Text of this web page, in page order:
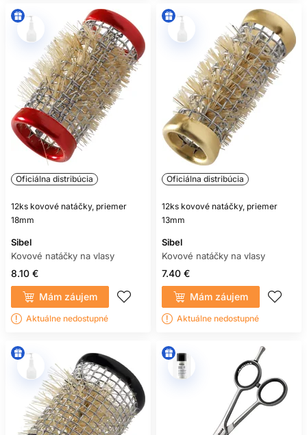
Oficiálna distribúcia
12ks kovové natáčky, priemer
18mm
Sibel
Kovové natáčky na vlasy
8.10 €
Mám záujem
Aktuálne nedostupné
Oficiálna distribúcia
12ks kovové natáčky, priemer
13mm
Sibel
Kovové natáčky na vlasy
7.40 €
Mám záujem
Aktuálne nedostupné